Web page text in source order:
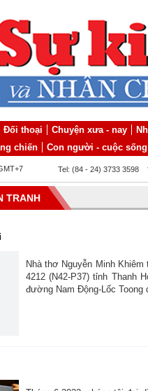
Đối thoại Chuyện xưa - nay
chiến Con người - cuộc sống
Tel: (84 - 24) 3733 3598
TRANH
Nhà thơ Nguyễn Minh
4212 (N42-P37) tỉnh Thanh
đường Nam Động-Lốc Toong